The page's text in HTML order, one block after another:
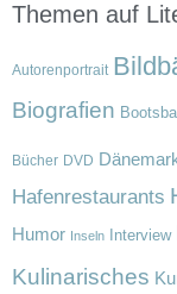
Themen auf
Autorenportrait
Biografien
Bücher DVD
Hafenrestaurants
Humor Inseln Interview
Kulinarisches